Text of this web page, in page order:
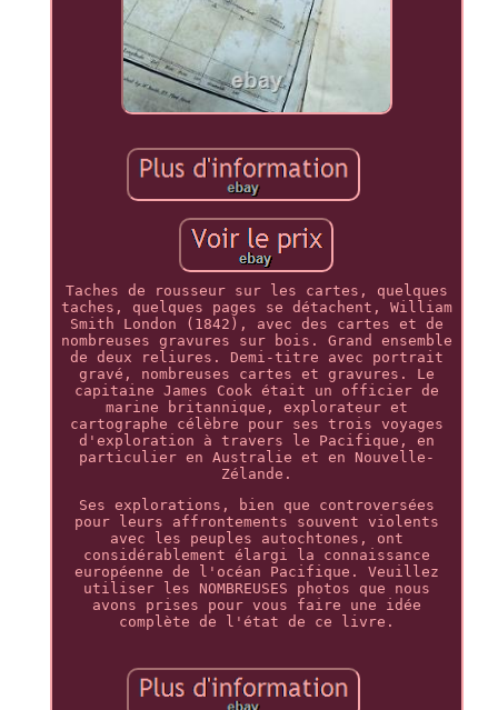
Taches de rousseur sur les cartes, quelques
taches, quelques pages se détachent, William
Smith London (1842), avec des cartes et de
nombreuses gravures sur bois. Grand ensemble
de deux reliures. Demi-titre avec portrait
gravé, nombreuses cartes et gravures. Le
capitaine James Cook était un officier de
marine britannique, explorateur et
cartographe célèbre pour ses trois voyages
d'exploration à travers le Pacifique, en
particulier en Australie et en Nouvelle-
Zélande.
Ses explorations, bien que controversées
pour leurs affrontements souvent violents
avec les peuples autochtones, ont
considérablement élargi la connaissance
européenne de l'océan Pacifique. Veuillez
utiliser les NOMBREUSES photos que nous
avons prises pour vous faire une idée
complète de l'état de ce livre.